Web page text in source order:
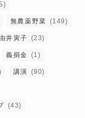
無農薬野菜 (149)
由井寅子 (23)
義捐金 (1)
講演 (90)
(43)